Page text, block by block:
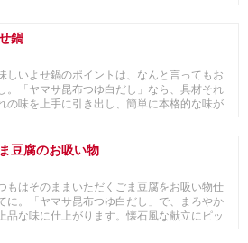
鍋
しいよせ鍋のポイントは、なんと言ってもお
。「ヤマサ昆布つゆ白だし」なら、具材それ
の味を上手に引き出し、簡単に本格的な味が
豆腐のお吸い物
もはそのままいただくごま豆腐をお吸い物仕
に。「ヤマサ昆布つゆ白だし」で、まろやか
品な味に仕上がります。懐石風な献立にピッ